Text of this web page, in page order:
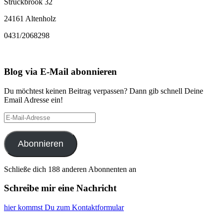
Struckbrook 32
24161 Altenholz
0431/2068298
Blog via E-Mail abonnieren
Du möchtest keinen Beitrag verpassen? Dann gib schnell Deine
Email Adresse ein!
E-
Mail-
Adresse
Abonnieren
Schließe dich 188 anderen Abonnenten an
Schreibe mir eine Nachricht
hier kommst Du zum Kontaktformular